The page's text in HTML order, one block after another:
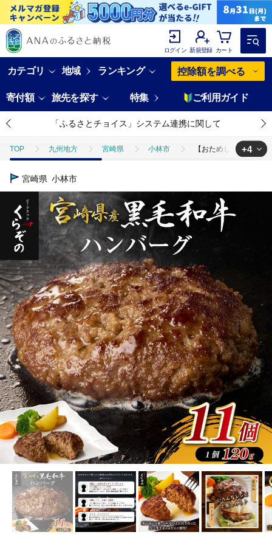
ログイン 新規登録 カート
カテゴリ 地域 ランキング 控除額を調べる
寄付額 旅先を探す 特集 ご利用ガイド
「ふるさとチョイス」システム連携に関して
TOP 九州地方 宮崎県 小林市 【おためし3個付き！
TOP
肉 牛肉
TOP 肉 加工肉 ハンバーグ 【おためし3個付き！】
TOP 加工食品 【おためし3個付き！】黒毛和牛専門店の国産黒毛
+4
宮崎県 小林市